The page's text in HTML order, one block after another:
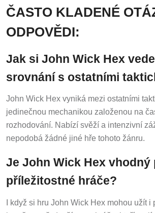
ČASTO KLADENÉ
ODPOVĚDI:
Jak si John Wick Hex
srovnání s ostatními
John Wick Hex vyniká mezi ostatními
jedinečnou mechanikou založenou na
rozhodování. Nabízí svěží a intenzivní
nepodobá žádné jiné hře tohoto žánru.
Je John Wick Hex vhodný
příležitostné hráče?
I když si hru John Wick Hex mohou užít